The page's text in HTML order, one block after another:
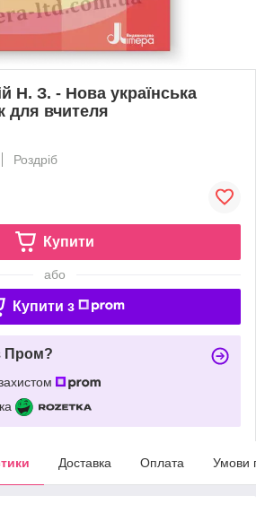
Н. З. - Нова українська
для вчителя
Роздріб
Купити
або
Купити з
Пром?
Доставка Оплата Умови